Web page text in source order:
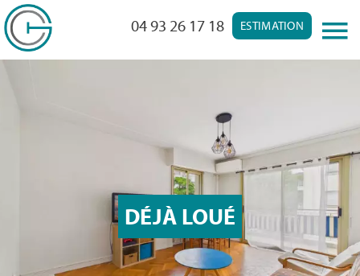
ESTIMATION
04 93 26 17 18
DÉJÀ LOUÉ